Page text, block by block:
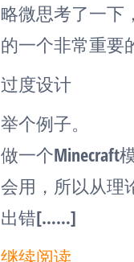
略微思考了一下
的一个非常重要
过度设计
举个例子。
做一个Minecraft
会用，所以从理
出错[……]
继续阅读